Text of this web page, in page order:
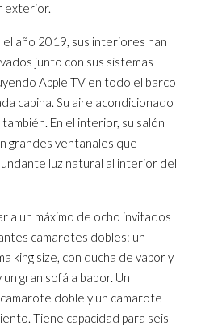
exterior.
año 2019, sus interiores han
junto con sus sistemas
Apple TV en todo el barco
cabina. Su aire acondicionado
En el interior, su salón
grandes ventanales que
luz natural al interior del
a un máximo de ocho invitados
camarotes dobles: un
king size, con ducha de vapor y
gran sofá a babor. Un
doble y un camarote
Tiene capacidad para seis